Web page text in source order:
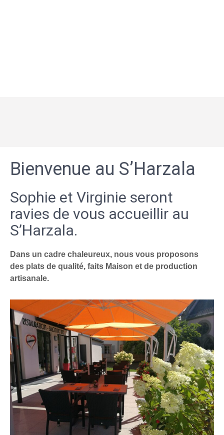
Bienvenue au S’Harzala
Sophie et Virginie seront
ravies de vous accueillir au
S’Harzala.
Dans un cadre chaleureux, nous vous proposons
des plats de qualité, faits Maison et de production
artisanale.